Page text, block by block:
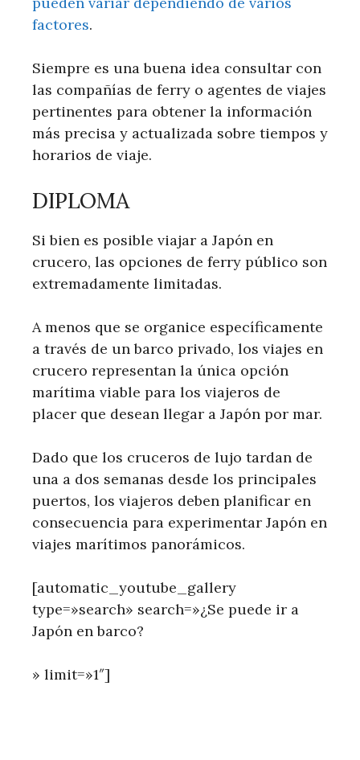
factores.
Siempre es una buena idea consultar con
las compañías de ferry o agentes de viajes
pertinentes para obtener la información
más precisa y actualizada sobre tiempos y
horarios de viaje.
DIPLOMA
Si bien es posible viajar a Japón en
crucero, las opciones de ferry público son
extremadamente limitadas.
A menos que se organice específicamente
a través de un barco privado, los viajes en
crucero representan la única opción
marítima viable para los viajeros de
placer que desean llegar a Japón por mar.
Dado que los cruceros de lujo tardan de
una a dos semanas desde los principales
puertos, los viajeros deben planificar en
consecuencia para experimentar Japón en
viajes marítimos panorámicos.
[automatic_youtube_gallery
type=»search» search=»¿Se puede ir a
Japón en barco?
» limit=»1″]